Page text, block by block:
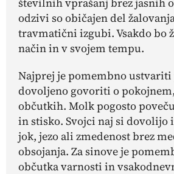
odzivi so običajen del
travmatični izgubi. Vsakdo bo
način in v svojem tempu.
Najprej je pomembno
dovoljeno govoriti o
občutkih. Molk pogosto
in stisko. Svojci naj si dovolijo
jok, jezo ali zmedenost brez
obsojanja. Za sinove je
občutka varnosti in